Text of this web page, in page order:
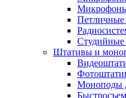
Микрофоны
Штативы и
Моноподы